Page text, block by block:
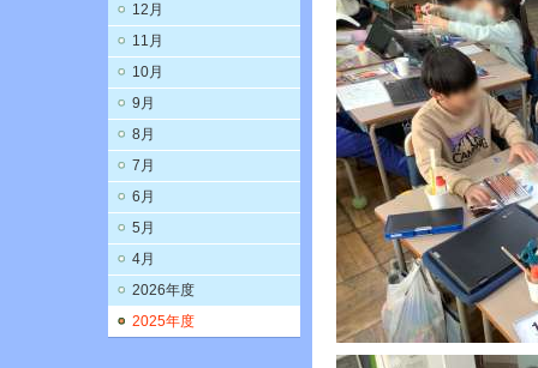
12月
11月
10月
9月
8月
7月
6月
5月
4月
2026年度
2025年度